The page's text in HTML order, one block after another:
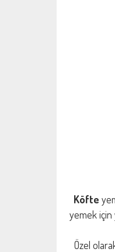
Köfte
yemek
Özel